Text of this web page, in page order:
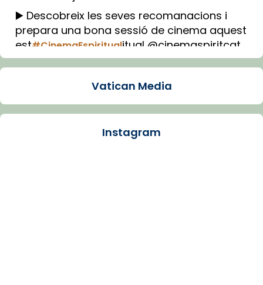
▶️ Descobreix les seves recomanacions i
prepara una bona sessió de cinema aquest
est#CinemaEspiritualitual @cinemaspiritcat
Imatge: Generada amb IA (OpenAI)
Arquebisbat de Barcelona
Vatican Media
Instagram